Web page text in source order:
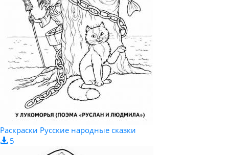
Раскраски Русские народные сказки
5